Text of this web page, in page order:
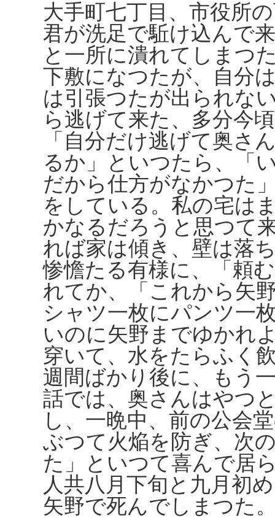
大手町七丁目、市役所
君が洗足で駈け込んで
と一所に潰れてしまつ
下敷になつたが、自分
は引張つたが出られな
ら逃げて来た、多分今
「自分だけ逃げて奥さ
るか」といつたら、「
だから仕方がなかつた
をしている。私の宅は
かなるだろうと思つて
れば家は傾き、壁は落
惨憺たる有様に、「頼
れてか、「これから矢
シャツ一枚にパンツ一
いのに矢野までゆかれ
穿いて、水をたらふく
週間ばかり後に、もう
話では、奥さんはやつ
し、一晩中、前の公会
ぶつて火焔を防ぎ、次
た」といつて喜んで居
人共八月下旬と九月初
矢野で死んでしまつた